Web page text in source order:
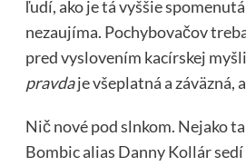
ľudí, ako je tá vyššie
nezaujíma. Pochybovačov
pred vyslovením kacírskej
pravdaje všeplatná a záväzná,
Nič nové pod slnkom. Nejako
Bombic alias Danny Kollár sedí